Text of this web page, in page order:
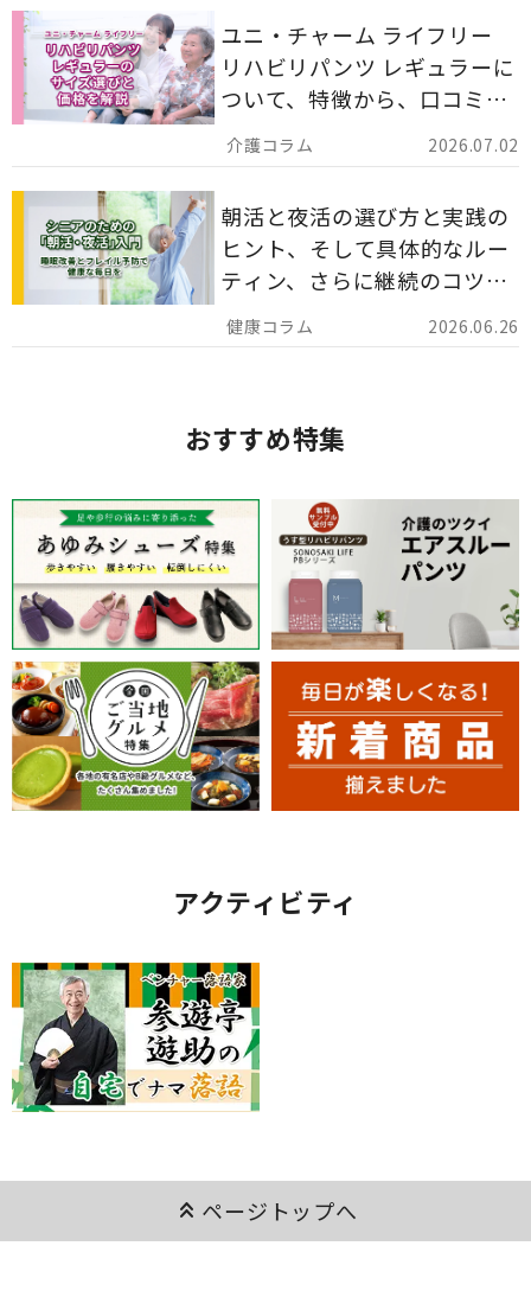
2026.07.02
ユニ・チャーム ライフリー
リハビリパンツ レギュラーに
ついて、特徴から、口コミ、
災害備蓄としての活用法まで
分かりやすく解説します。
2026.06.26
朝活と夜活の選び方と実践の
ヒント、そして具体的なルー
ティン、さらに継続のコツま
でを詳しくご紹介します。
おすすめ特集
アクティビティ
keyboard_double_arrow_up ページトップへ